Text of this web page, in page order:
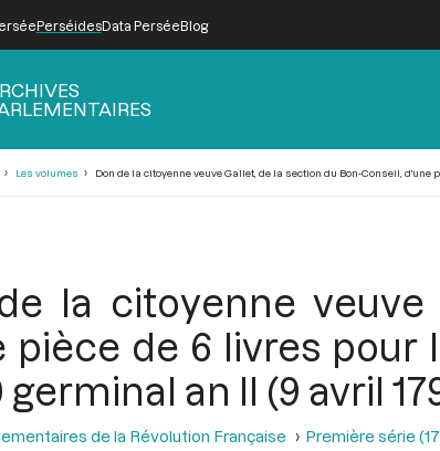
PerséidesData PerséeBlog
Les volumes Don de la citoyenne veuve Gallet, de la section du Bon-Conseil,
la citoyenne
pièce de 6 livres pour
germinal an II (9 avril
de la Révolution Française Première série